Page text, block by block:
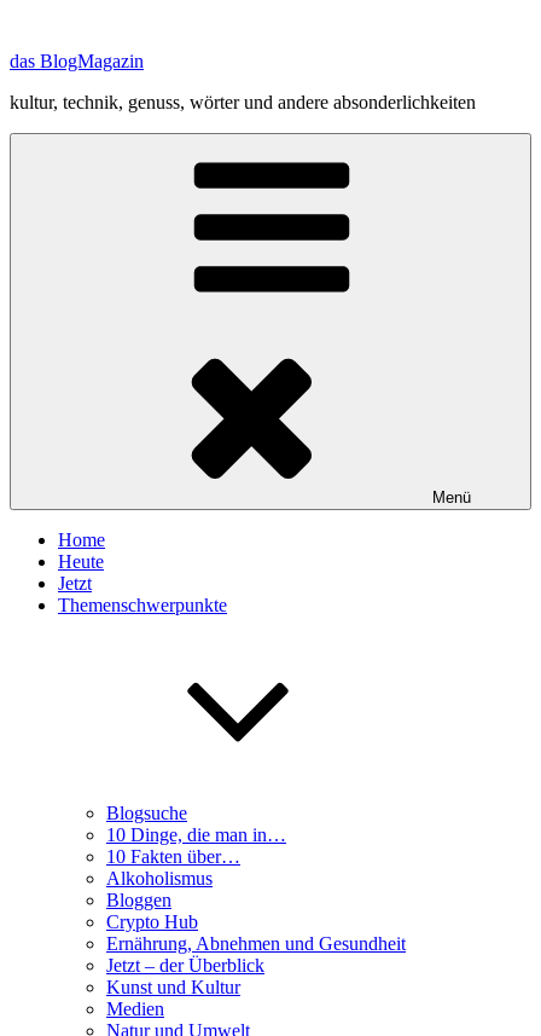
springen
das BlogMagazin
kultur, technik, genuss, wörter und andere absonderlichkeiten
Menü
Home
Heute
Jetzt
Themenschwerpunkte
Blogsuche
10 Dinge, die man in…
10 Fakten über…
Alkoholismus
Bloggen
Crypto Hub
Ernährung, Abnehmen und Gesundheit
Jetzt – der Überblick
Kunst und Kultur
Medien
Natur und Umwelt